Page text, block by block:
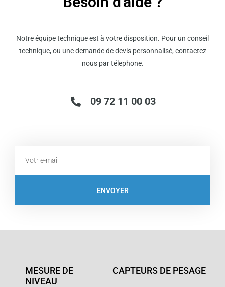
Notre équipe technique est à votre disposition. Pour un conseil
technique, ou une demande de devis personnalisé, contactez
nous par télephone.
09 72 11 00 03
ENVOYER
MESURE DE
NIVEAU
CAPTEURS DE PESAGE